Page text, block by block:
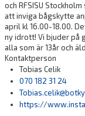
och RFSISU
att inviga bågskytte
april kl 16.00-18.00.
ny idrott! Vi bjuder på
alla som är 13år och
Kontaktperson
Tobias Celik
070 182 31 24
https://